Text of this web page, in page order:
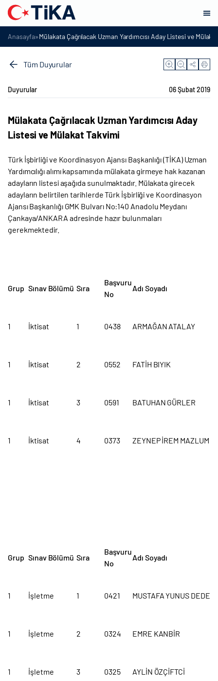
Anasayfa»Mülakata Çağrılacak Uzman Yardımcısı Aday Listesi ve
Tüm Duyurular
Duyurular 06 Şubat 2019
Mülakata Çağrılacak Uzman Yardımcısı Aday
Listesi ve Mülakat Takvimi
Türk İşbirliği ve Koordinasyon Ajansı Başkanlığı (TİKA) Uzman
Yardımcılığı alımı kapsamında mülakata girmeye hak kazanan
adayların listesi aşağıda sunulmaktadır. Mülakata girecek
adayların belirtilen tarihlerde Türk İşbirliği ve Koordinasyon
Ajansı Başkanlığı GMK Bulvarı No:140 Anadolu Meydanı
Çankaya/ANKARA adresinde hazır bulunmaları
gerekmektedir.
Grup Sınav Bölümü Sıra
Başvuru
No
Adı Soyadı
1 İktisat 1 0438 ARMAĞAN ATALAY
1 İktisat 2 0552 FATİH BIYIK
1 İktisat 3 0591 BATUHAN GÜRLER
1 İktisat 4 0373 ZEYNEP İREM MAZLUM
Grup Sınav Bölümü Sıra
Başvuru
No
Adı Soyadı
1 İşletme 1 0421 MUSTAFA YUNUS DEDE
1 İşletme 2 0324 EMRE KANBİR
1 İşletme 3 0325 AYLİN ÖZÇİFTCİ